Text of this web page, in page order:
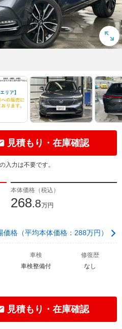
見積もり・在庫確認
入力は不要です。
本体価格（税込）
268.8万円
価格（平均本体価格：288万円）
車検
車検整備付
修復歴
なし
見積もり・在庫確認